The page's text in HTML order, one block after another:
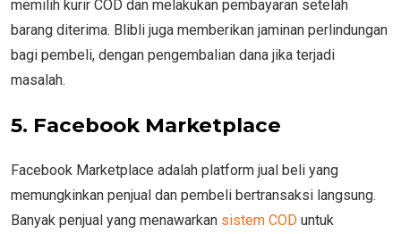
memilih kurir COD dan melakukan pembayaran setelah
barang diterima. Blibli juga memberikan jaminan perlindungan
bagi pembeli, dengan pengembalian dana jika terjadi
masalah.
5. Facebook Marketplace
Facebook Marketplace adalah platform jual beli yang
memungkinkan penjual dan pembeli bertransaksi langsung.
Banyak penjual yang menawarkan sistem COD untuk